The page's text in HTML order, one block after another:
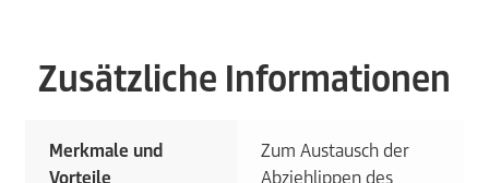
Zusätzliche Informationen
Merkmale und
Vorteile
Zum Austausch der
Abziehlippen des